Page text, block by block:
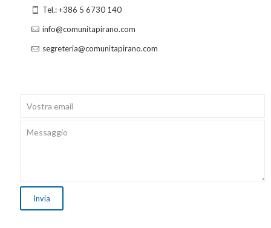
Tel.: +386 5 6730 140
info@comunitapirano.com
segreteria@comunitapirano.com